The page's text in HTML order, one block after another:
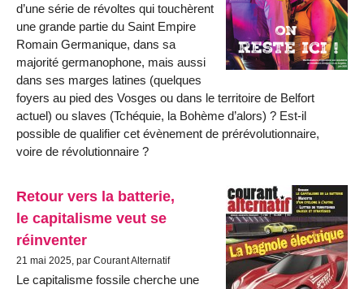
d’une série de révoltes qui touchèrent
une grande partie du Saint Empire
Romain Germanique, dans sa
majorité germanophone, mais aussi
dans ses marges latines (quelques
foyers au pied des Vosges ou dans le territoire de Belfort
actuel) ou slaves (Tchéquie, la Bohème d’alors) ? Est-il
possible de qualifier cet évènement de prérévolutionnaire,
voire de révolutionnaire ?
Retour vers la batterie,
le capitalisme veut se
réinventer
21 mai 2025, par Courant Alternatif
Le capitalisme fossile cherche une